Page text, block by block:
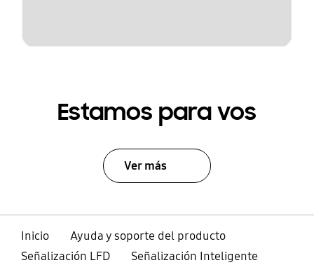
Estamos para vos
Ver más
Inicio
Ayuda y soporte del producto
Señalización LFD
Señalización Inteligente